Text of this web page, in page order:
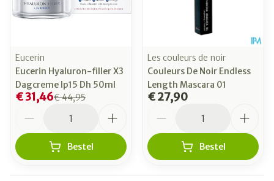
Eucerin
Eucerin Hyaluron-filler X3
Dagcreme Ip15 Dh 50ml
€ 44,95
€ 31,46
Bestel
Les couleurs de noir
Couleurs De Noir Endless
Length Mascara 01
€ 27,90
Bestel